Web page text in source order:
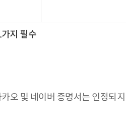
지 필수
오 및 네이버 증명서는 인정되